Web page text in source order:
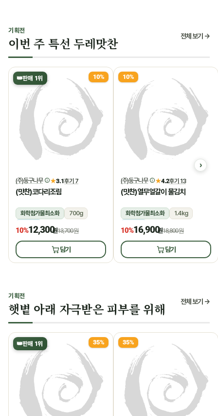
기획전
이번 주 특선 두레맛찬 전체 보기 →
👑판매 1위 10%
(주)둥구나무 ★3.1후기 7
(맛찬)코다리조림
화학첨가물최소화
700g
냉장
10%12,300원13,700원
담기
10%
(주)둥구나무 ★4.2후기 13
(맛찬)열무얼갈이 물김치
화학첨가물최소화
1.4kg
냉장
10%16,900원18,800원
담기
기획전
햇볕 아래 자극받은 피부를 위해 전체 보기 →
👑판매 1위 35% 35%